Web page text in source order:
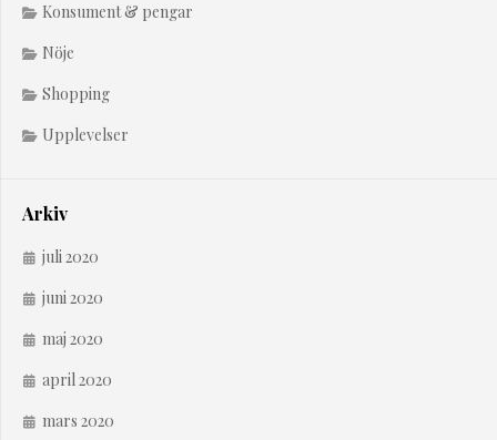
Konsument & pengar
Nöje
Shopping
Upplevelser
Arkiv
juli 2020
juni 2020
maj 2020
april 2020
mars 2020